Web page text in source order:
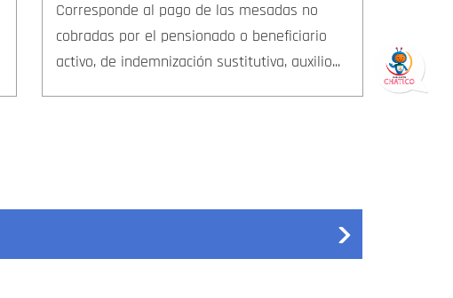
Corresponde al pago de las mesadas no
cobradas por el pensionado o beneficiario
activo, de indemnización sustitutiva, auxilio...